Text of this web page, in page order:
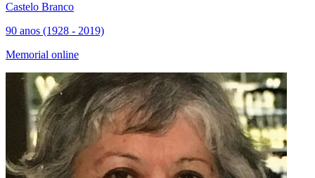
Castelo Branco
90 anos (1928 - 2019)
Memorial online